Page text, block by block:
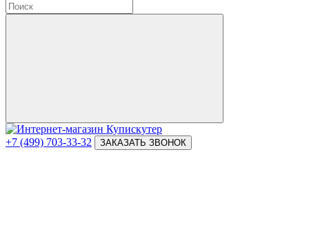
+7 (499) 703-33-32 ЗАКАЗАТЬ ЗВОНОК